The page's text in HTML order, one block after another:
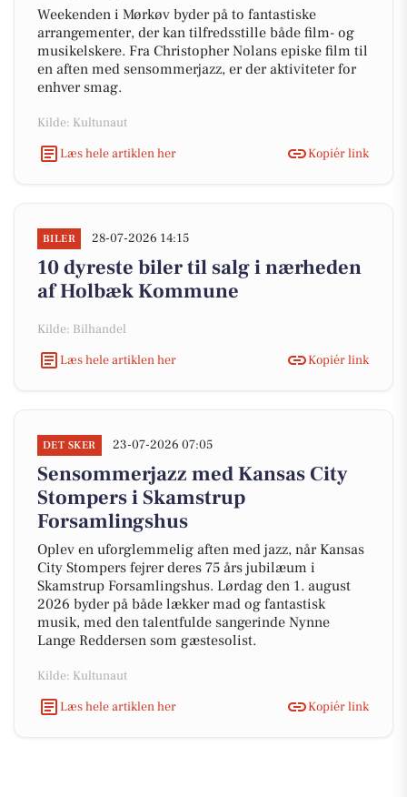
Weekenden i Mørkøv byder på to fantastiske
arrangementer, der kan tilfredsstille både film- og
musikelskere. Fra Christopher Nolans episke film til
en aften med sensommerjazz, er der aktiviteter for
enhver smag.
Kilde: Kultunaut
Læs hele artiklen her
Kopiér link
BILER 28-07-2026 14:15
10 dyreste biler til salg i nærheden
af Holbæk Kommune
Kilde: Bilhandel
Læs hele artiklen her
Kopiér link
DET SKER 23-07-2026 07:05
Sensommerjazz med Kansas City
Stompers i Skamstrup
Forsamlingshus
Oplev en uforglemmelig aften med jazz, når Kansas
City Stompers fejrer deres 75 års jubilæum i
Skamstrup Forsamlingshus. Lørdag den 1. august
2026 byder på både lækker mad og fantastisk
musik, med den talentfulde sangerinde Nynne
Lange Reddersen som gæstesolist.
Kilde: Kultunaut
Læs hele artiklen her
Kopiér link